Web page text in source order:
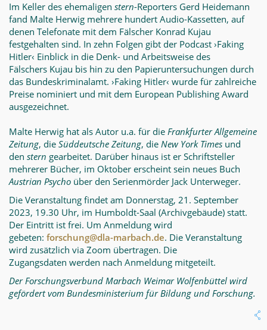
Im Keller des ehemaligen stern-Reporters Gerd Heidemann
fand Malte Herwig mehrere hundert Audio-Kassetten, auf
denen Telefonate mit dem Fälscher Kon­rad Kujau
festgehalten sind. In zehn Folgen gibt der Podcast ›Faking
Hitler‹ Ein­blick in die Denk- und Arbeitsweise des
Fälschers Kujau bis hin zu den Papier­untersuchungen durch
das Bundeskriminalamt. ›Faking Hitler‹ wurde für zahl­reiche
Preise nominiert und mit dem European Publishing Award
ausgezeich­net.
Malte Herwig hat als Autor u.a. für die Frankfurter Allgemeine
Zeitung, die Süd­deutsche Zeitung, die New York Times und
den stern gearbeitet. Darüber hinaus ist er Schriftsteller
mehrerer Bücher, im Oktober erscheint sein neues Buch
Aus­trian Psycho über den Serienmörder Jack Unterweger.
Die Veranstaltung findet am Donnerstag, 21. September
2023, 19.30 Uhr, im Hum­boldt-Saal (Archivgebäude) statt.
Der Eintritt ist frei. Um Anmeldung wird
gebeten: forschung@dla-marbach.de. Die Veranstaltung
wird zusätzlich via Zoom übertragen. Die
Zugangsdaten werden nach Anmeldung mitgeteilt.
Der Forschungsverbund Marbach Weimar Wolfenbüttel wird
gefördert vom Bundesministerium für Bildung und Forschung.